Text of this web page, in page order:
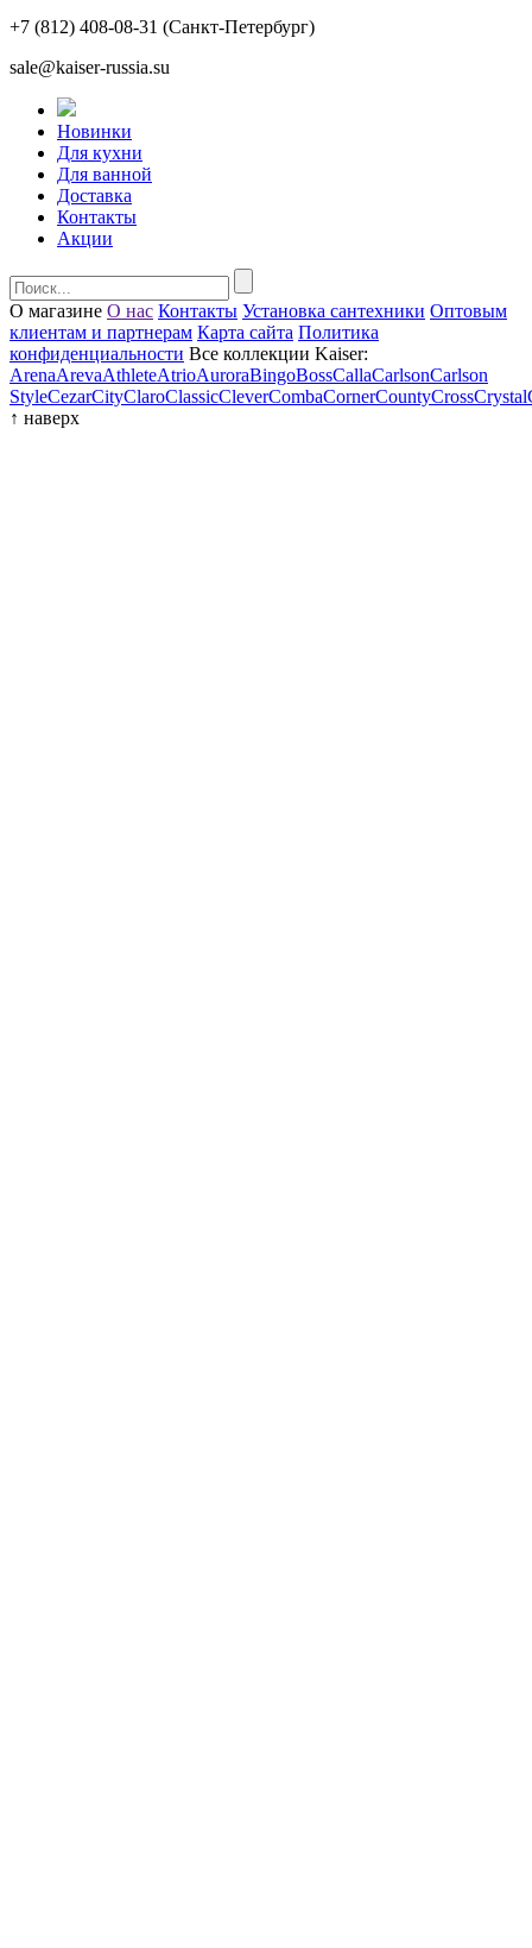
+7 (812) 408-08-31 (Санкт-Петербург)
sale@kaiser-russia.su
Новинки
Для кухни
Для ванной
Доставка
Контакты
Акции
О магазине О нас Контакты Установка сантехники Оптовым
клиентам и партнерам Карта сайта Политика
конфиденциальности Все коллекции Kaiser:
ArenaArevaAthleteAtrioAuroraBingoBossCallaCarlsonCarlson
StyleCezarCityClaroClassicCleverCombaCornerCountyCrossCrystal
↑ наверх